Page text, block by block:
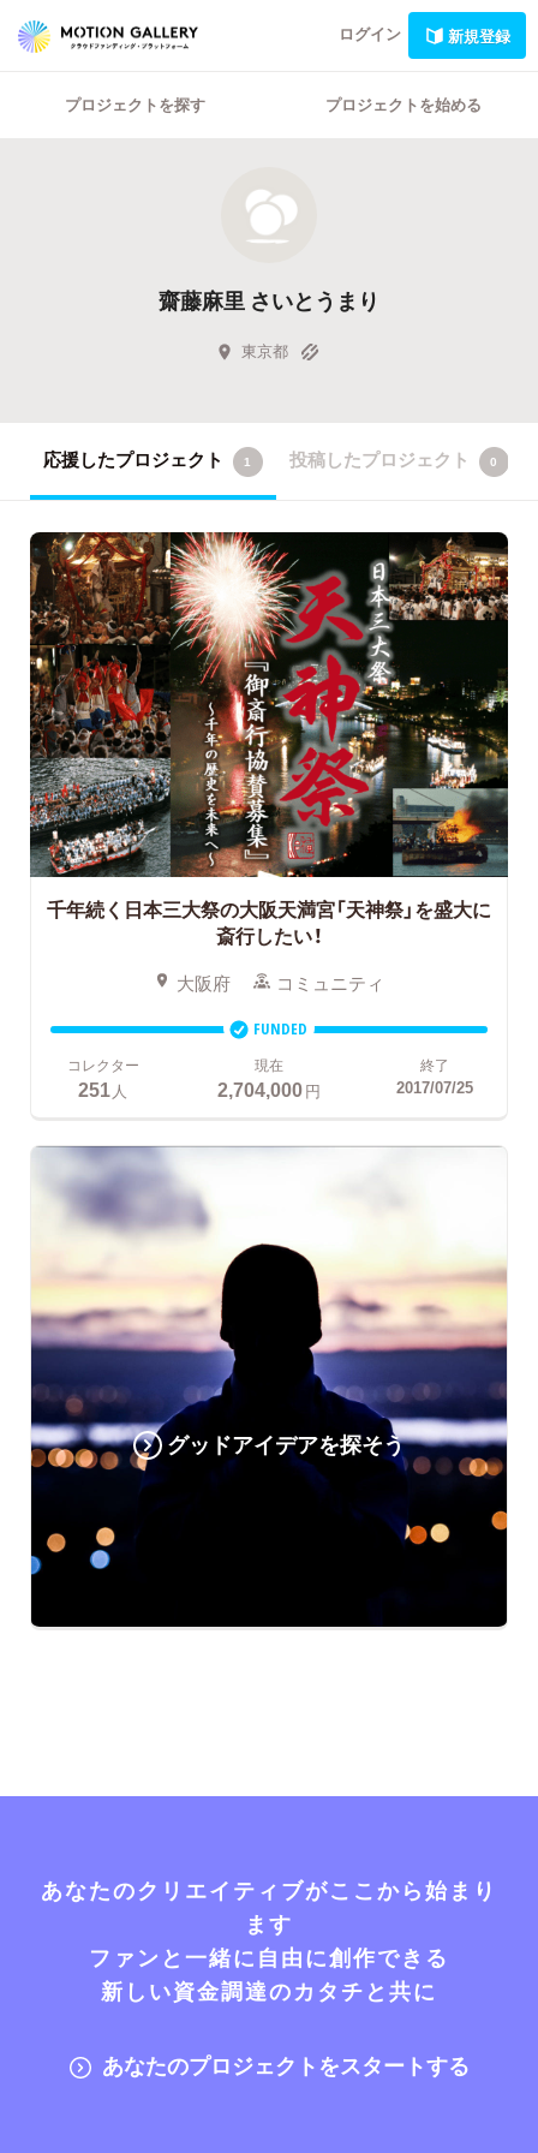
ログイン 新規登録
プロジェクトを探す プロジェクトを始める
齋藤麻里 さいとうまり
東京都
応援したプロジェクト 1 投稿したプロジェクト 0
千年続く日本三大祭の大阪天満宮「天神祭」を盛大に
斎行したい！
大阪府 コミュニティ
FUNDED
コレクター
251 人
現在
2,704,000円
終了
2017/07/25
グッドアイデアを探そう
あなたのクリエイティブがここから始まり
ます
ファンと一緒に自由に創作できる
新しい資金調達のカタチと共に
あなたのプロジェクトをスタートする